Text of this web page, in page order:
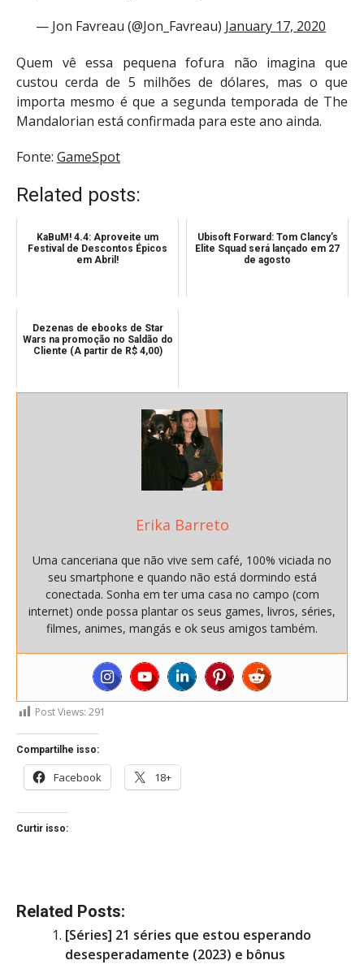
— Jon Favreau (@Jon_Favreau) January 17, 2020
Quem vê essa pequena fofura não imagina que
custou cerda de 5 milhões de dólares, mas o que
importa mesmo é que a segunda temporada de The
Mandalorian está confirmada para este ano ainda.
Fonte: GameSpot
Related posts:
KaBuM! 4.4: Aproveite um
Festival de Descontos Épicos
em Abril!
Ubisoft Forward: Tom Clancy’s
Elite Squad será lançado em 27
de agosto
Dezenas de ebooks de Star
Wars na promoção no Saldão do
Cliente (A partir de R$ 4,00)
Erika Barreto
Uma canceriana que não vive sem café, 100% viciada no
seu smartphone e quando não está dormindo está
conectada. Sonha em ter uma casa no campo (com
internet) onde possa plantar os seus games, livros, séries,
filmes, animes, mangás e ok seus amigos também.
Post Views: 291
Compartilhe isso:
Facebook 18+
Curtir isso:
Related Posts:
[Séries] 21 séries que estou esperando
desesperadamente (2023) e bônus